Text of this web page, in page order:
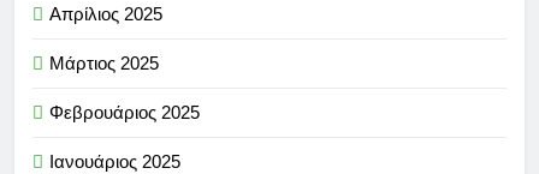
Απρίλιος 2025
Μάρτιος 2025
Φεβρουάριος 2025
Ιανουάριος 2025